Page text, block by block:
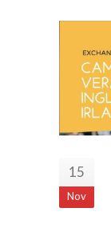
15
Nov